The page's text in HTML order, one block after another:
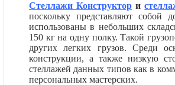
Стеллажи Конструктор и
поскольку представляют собой
использованы в небольших
150 кг на одну полку. Такой
других легких грузов. Среди
конструкции, а также низкую
стеллажей данных типов как в
персональных мастерских.